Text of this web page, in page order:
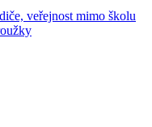
veřejnost mimo školu